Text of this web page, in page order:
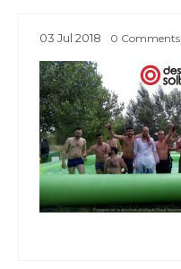
03 Jul 2018 0 Comments